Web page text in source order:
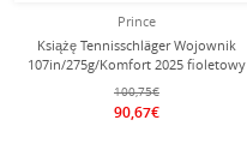
Prince
Książę Tennisschläger Wojownik
107in/275g/Komfort 2025 fioletowy
100,75€
90,67€